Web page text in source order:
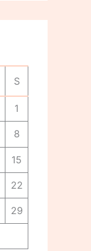
S
1
8
15
22
29